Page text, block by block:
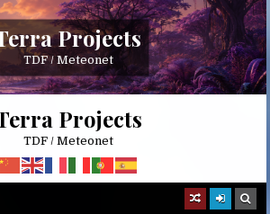
Projects
TDF / Meteonet
Projects
TDF / Meteonet